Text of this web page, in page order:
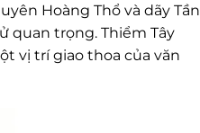
Hoàng Thổ và dãy Tần
quan trọng. Thiểm Tây
vị trí giao thoa của văn